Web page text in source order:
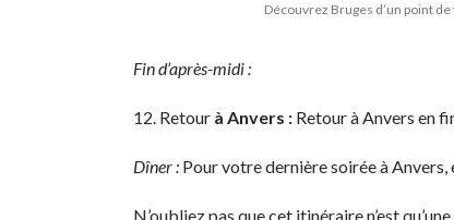
Découvrez Bruges d’un point
Fin d’après-midi :
12. Retour à Anvers : Retour à Anvers en
Dîner : Pour votre dernière soirée à Anvers,
N’oubliez pas que cet itinéraire n’est